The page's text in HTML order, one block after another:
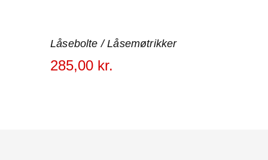
Låsebolte / Låsemøtrikker
285,00 kr.